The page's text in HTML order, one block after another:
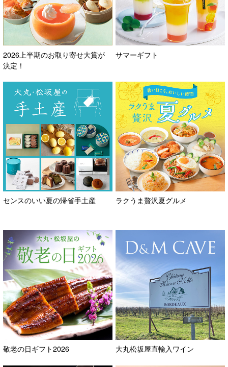
2026上半期のお取り寄せ大賞が
決定！
サマーギフト
センスのいい夏の帰省手土産 ラクうま贅沢夏グルメ
敬老の日ギフト2026 大丸松坂屋直輸入ワイン